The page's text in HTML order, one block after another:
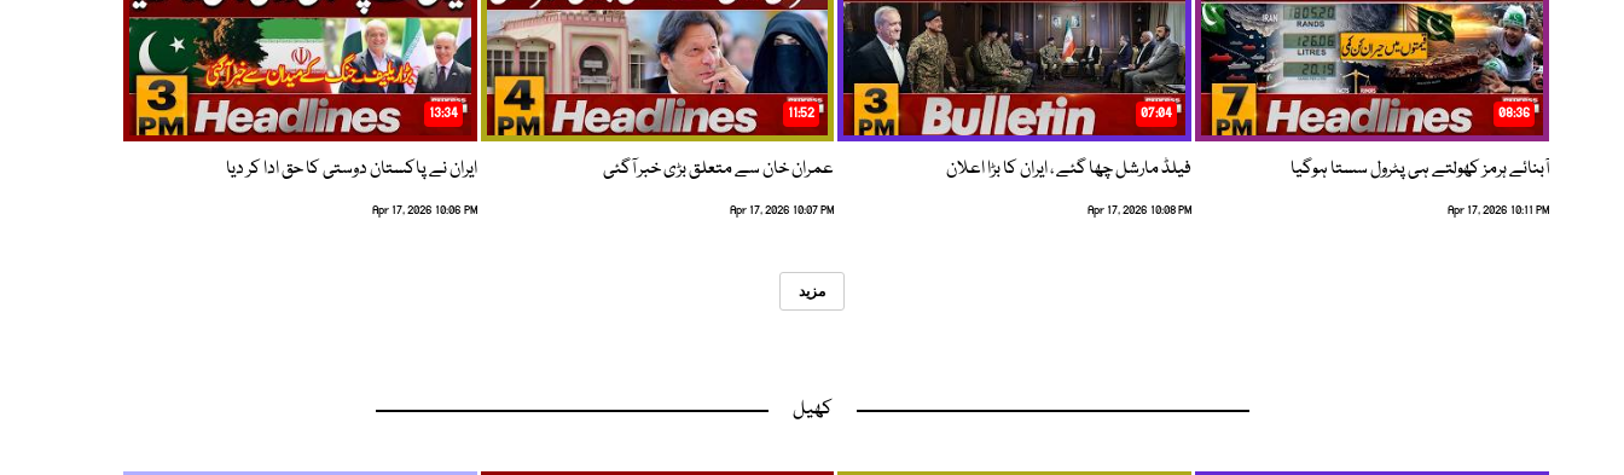
08:36
آبنائے ہرمز کھولتے ہی پٹرول سستا ہوگیا
Apr 17, 2026 10:11 PM
07:04
فیلڈ مارشل چھا گئے ، ایران کا بڑا اعلان
Apr 17, 2026 10:08 PM
11:52
عمران خان سے متعلق بڑی خبر آگئی
Apr 17, 2026 10:07 PM
13:34
ایران نے پاکستان دوستی کا حق ادا کر دیا
Apr 17, 2026 10:06 PM
مزید
کھیل